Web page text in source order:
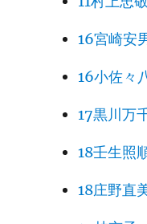
16宮崎安
16小佐々
17黒川万
18壬生照
18庄野直